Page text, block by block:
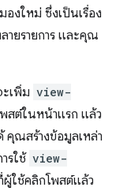
งใหม่ ซึ่งเป็นเรื่อง
ายรายการ และคุณ
เพิ่ม view-
สต์ในหน้าแรก แล้ว
ณสร้างข้อมูลเหล่า
รใช้ view-
ใช้คลิกโพสต์แล้ว